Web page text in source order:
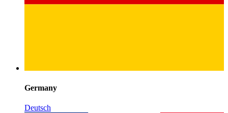
Germany
Deutsch